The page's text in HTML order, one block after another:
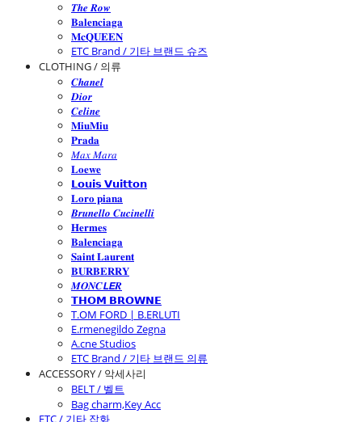
𝑻𝒉𝒆 𝑹𝒐𝒘
𝐁𝐚𝐥𝐞𝐧𝐜𝐢𝐚𝐠𝐚
𝐌𝐜𝐐𝐔𝐄𝐄𝐍
ETC Brand / 기타 브랜드 슈즈
CLOTHING / 의류
𝑪𝒉𝒂𝒏𝒆𝒍
𝑫𝒊𝒐𝒓
𝑪𝒆𝒍𝒊𝒏𝒆
𝐌𝐢𝐮𝐌𝐢𝐮
𝐏𝐫𝐚𝐝𝐚
𝑀𝑎𝑥 𝑀𝑎𝑟𝑎
𝐋𝐨𝐞𝐰𝐞
𝗟𝗼𝘂𝗶𝘀 𝗩𝘂𝗶𝘁𝘁𝗼𝗻
𝐋𝐨𝐫𝐨 𝐩𝐢𝐚𝐧𝐚
𝑩𝒓𝒖𝒏𝒆𝒍𝒍𝒐 𝑪𝒖𝒄𝒊𝒏𝒆𝒍𝒍𝒊
𝐇𝐞𝐫𝐦𝐞𝐬
𝐁𝐚𝐥𝐞𝐧𝐜𝐢𝐚𝐠𝐚
𝐒𝐚𝐢𝐧𝐭 𝐋𝐚𝐮𝐫𝐞𝐧𝐭
𝐁𝐔𝐑𝐁𝐄𝐑𝐑𝐘
𝑴𝑶𝑵𝑪𝙇𝙀𝑹
𝗧𝗛𝗢𝗠 𝗕𝗥𝗢𝗪𝗡𝗘
T.OM FORD | B.ERLUTI
E.rmenegildo Zegna
A.cne Studios
ETC Brand / 기타 브랜드 의류
ACCESSORY / 악세사리
BELT / 벨트
Bag charm,Key Acc
ETC / 기타 잡화